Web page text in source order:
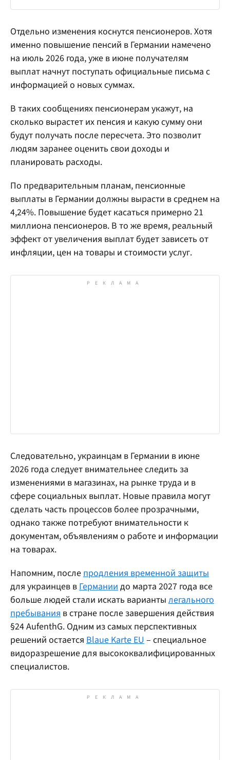
Отдельно изменения коснутся пенсионеров. Хотя
именно повышение пенсий в Германии намечено
на июль 2026 года, уже в июне получателям
выплат начнут поступать официальные письма с
информацией о новых суммах.
В таких сообщениях пенсионерам укажут, на
сколько вырастет их пенсия и какую сумму они
будут получать после пересчета. Это позволит
людям заранее оценить свои доходы и
планировать расходы.
По предварительным планам, пенсионные
выплаты в Германии должны вырасти в среднем на
4,24%. Повышение будет касаться примерно 21
миллиона пенсионеров. В то же время, реальный
эффект от увеличения выплат будет зависеть от
инфляции, цен на товары и стоимости услуг.
Следовательно, украинцам в Германии в июне
2026 года следует внимательнее следить за
изменениями в магазинах, на рынке труда и в
сфере социальных выплат. Новые правила могут
сделать часть процессов более прозрачными,
однако также потребуют внимательности к
документам, объявлениям о работе и информации
на товарах.
Напомним, послепродления временной защиты
для украинцев вГерманиидо марта 2027 года все
больше людей стали искать варианты легального
пребывания в стране после завершения действия
§24 AufenthG. Одним из самых перспективных
решений остается Blaue Karte EU– специальное
видоразрешение для высококвалифицированных
специалистов.